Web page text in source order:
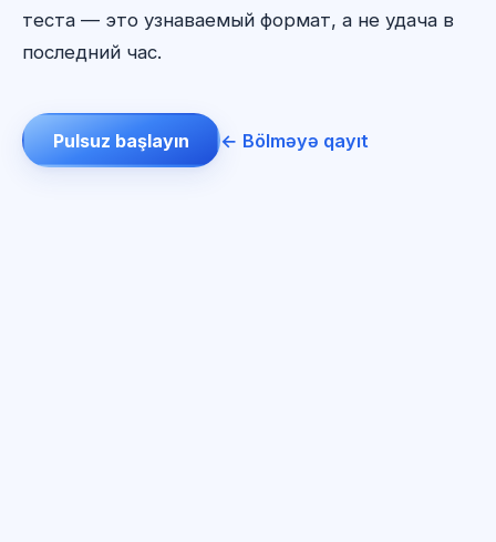
теста — это узнаваемый формат, а не удача в
последний час.
Pulsuz başlayın ← Bölməyə qayıt